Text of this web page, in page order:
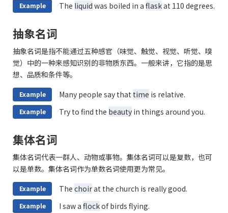
Example The liquid was boiled in a flaskat 110 degrees.
抽象名词
抽象名词是指不能通过五种感官（味觉、触觉、视觉、听觉、嗅
觉）中的一种来感知识别的非物质东西。一般来讲，它指的是思
想、品质和条件等。
Example Many people say that time is relative.
Example Try to find the beauty in things around you.
集体名词
集体名词代表一群人、动物或事物。集体名词可以是复数，也可
以是单数。集体名词作为单数名词使用更为常见。
Example The choirat the church is really good.
Example I saw a flockof birds flying.